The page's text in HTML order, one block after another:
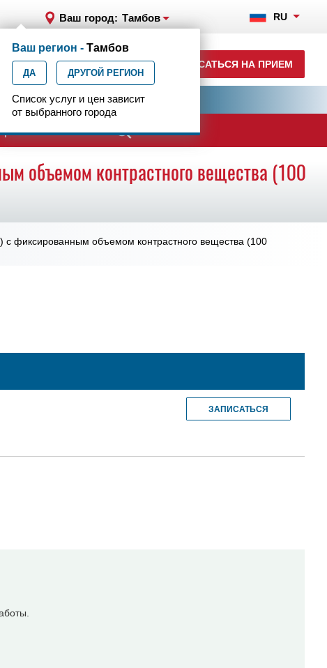
Ваш город: Тамбов RU
+7 (4752) 63-33-63
ежедн. 7.00-23.00
ЗАПИСАТЬСЯ НА ПРИЕМ
Ваш регион - Тамбов
ДА ДРУГОЙ РЕГИОН
Список услуг и цен зависит
от выбранного города
Центр эпилептологии
объемом контрастного вещества (100
с фиксированным объемом контрастного вещества (100
ЗАПИСАТЬСЯ